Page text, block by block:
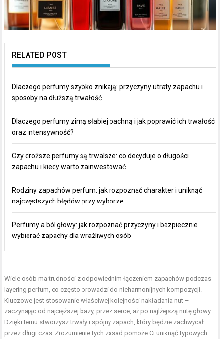
RELATED POST
Dlaczego perfumy szybko znikają: przyczyny utraty zapachu i
sposoby na dłuższą trwałość
Dlaczego perfumy zimą słabiej pachną i jak poprawić ich trwałość
oraz intensywność?
Czy droższe perfumy są trwalsze: co decyduje o długości
zapachu i kiedy warto zainwestować
Rodziny zapachów perfum: jak rozpoznać charakter i uniknąć
najczęstszych błędów przy wyborze
Perfumy a ból głowy: jak rozpoznać przyczyny i bezpiecznie
wybierać zapachy dla wrażliwych osób
Wiele osób ma trudności z odpowiednim łączeniem zapachów podczas
layering perfum, co często prowadzi do nieharmonijnych kompozycji.
Kluczowe jest stosowanie właściwej kolejności nakładania nut –
zaczynając od najcięższej bazy, przez serce, aż po najlżejszą nutę głowy.
Dzięki temu stworzysz trwały i spójny zapach, który będzie zachwycał
przez długi czas. Zrozumienie tych zasad pomoże Ci uniknąć typowych